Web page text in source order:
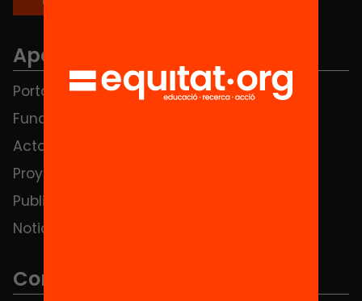
Apartados
Portada
Fundación
Actos
Proyectos
Publicaciones y vídeos
Noticias
FAQS
Contacto